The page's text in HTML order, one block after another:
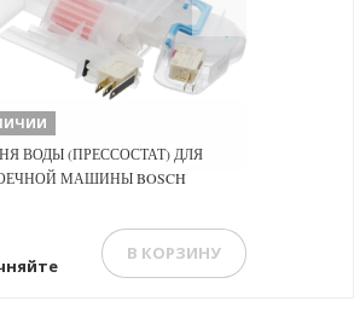
ВОДЫ (ПРЕССОСТАТ) ДЛЯ
МАШИНЫ BOSCH
В КОРЗИНУ